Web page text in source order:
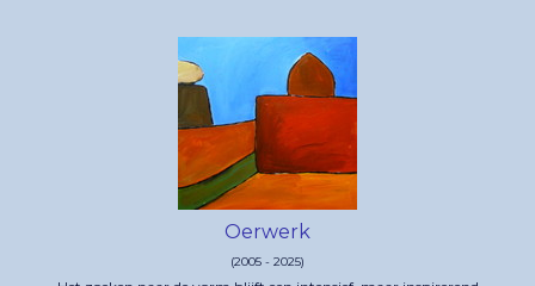
Oerwerk
(2005 - 2025)